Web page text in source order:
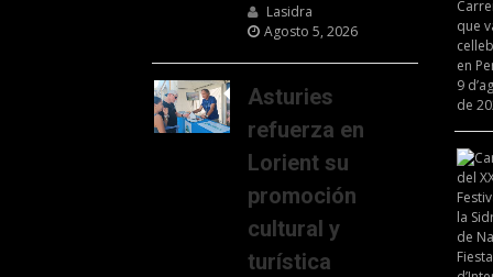
Lasidra
Agosto 5, 2026
Asturies
refuerza en
Lorient su
promoción
cultural y
turística